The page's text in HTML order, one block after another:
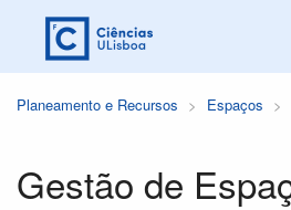
Planeamento e Recursos Espaços
Gestão de